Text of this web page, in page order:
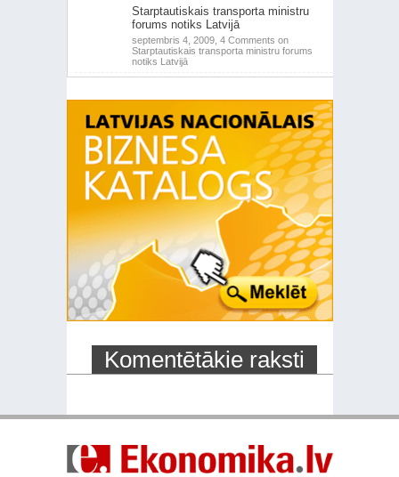
Starptautiskais transporta ministru
forums notiks Latvijā
septembris 4, 2009, 4 Comments on
Starptautiskais transporta ministru forums
notiks Latvijā
Komentētākie raksti